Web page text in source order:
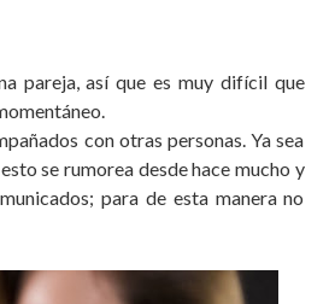
pareja, así que es muy difícil que
con otras personas. Ya sea
se rumorea desde hace mucho y
para de esta manera no